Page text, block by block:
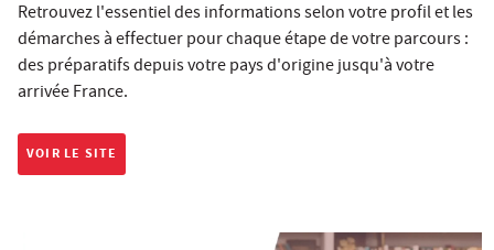
Retrouvez l'essentiel des informations selon votre profil et les
démarches à effectuer pour chaque étape de votre parcours :
des préparatifs depuis votre pays d'origine jusqu'à votre
arrivée France.
VOIR LE SITE